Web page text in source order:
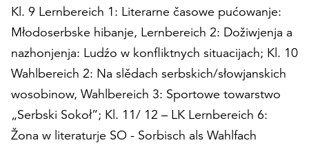
Kl. 9 Lernbereich 1: Literarne časowe pućowanje:
Młodoserbske hibanje, Lernbereich 2: Dožiwjenja a
nazhonjenja: Ludźo w konfliktnych situacijach; Kl. 10
Wahlbereich 2: Na slědach serbskich/słowjanskich
wosobinow, Wahlbereich 3: Sportowe towarstwo
„Serbski Sokoł”; Kl. 11/ 12 – LK Lernbereich 6:
Žona w literaturje SO - Sorbisch als Wahlfach